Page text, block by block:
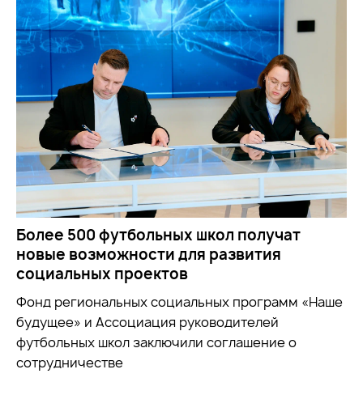
Более 500 футбольных школ получат
новые возможности для развития
социальных проектов
Фонд региональных социальных программ «Наше
будущее» и Ассоциация руководителей
футбольных школ заключили соглашение о
сотрудничестве